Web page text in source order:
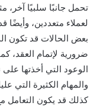
تحمل جانبًا سلبيًا آخر،
لعملاء متعددين، وأيضًا
بعض الحالات قد تكون
ضرورية لإتمام العقد،
الوعود التي أخذتها
والمهام الكثيرة التي
كذلك قد يكون التعامل